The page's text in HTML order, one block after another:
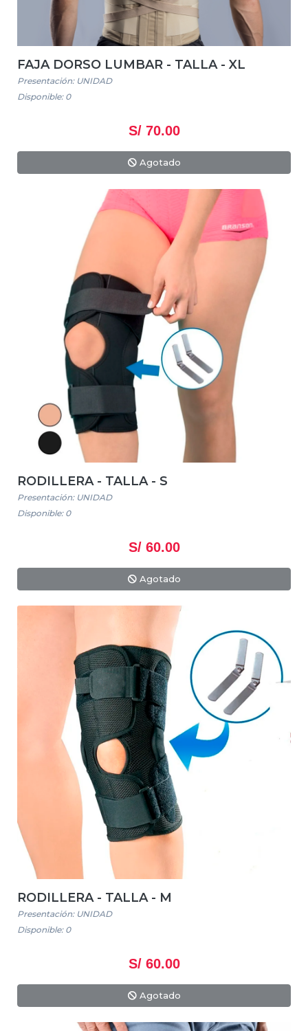
FAJA DORSO LUMBAR - TALLA - XL
Presentación: UNIDAD
Disponible: 0
S/ 70.00
Agotado
RODILLERA - TALLA - S
Presentación: UNIDAD
Disponible: 0
S/ 60.00
Agotado
RODILLERA - TALLA - M
Presentación: UNIDAD
Disponible: 0
S/ 60.00
Agotado